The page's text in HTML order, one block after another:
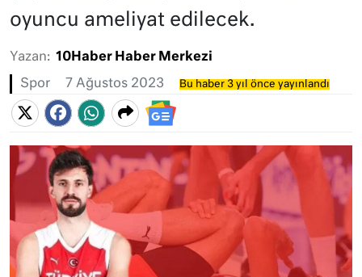
oyuncu ameliyat edilecek.
Yazan: 10Haber Haber Merkezi
Spor 7 Ağustos 2023 Bu haber 3 yıl önce yayınlandı